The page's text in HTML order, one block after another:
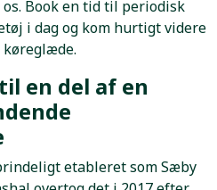
Book en tid til periodisk
i dag og kom hurtigt videre
en del af en
etableret som Sæby